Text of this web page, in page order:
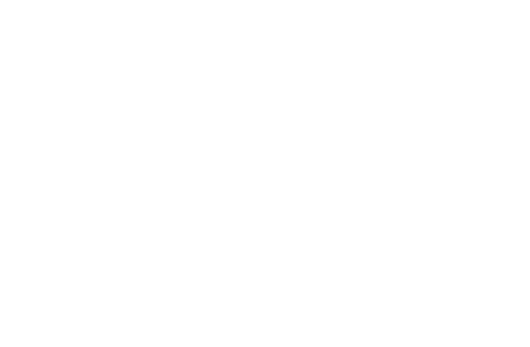
sve tipove masaža. Podešavanjem naslona za
o tretmanu.